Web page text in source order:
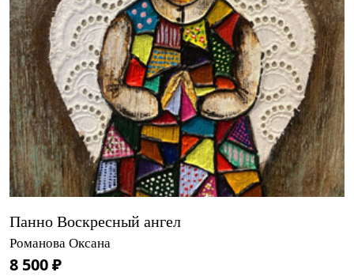
Панно Воскресный ангел
Романова Оксана
8 500 ₽